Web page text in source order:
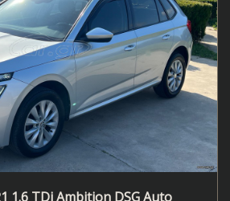
1.6 TDi Ambition DSG Auto